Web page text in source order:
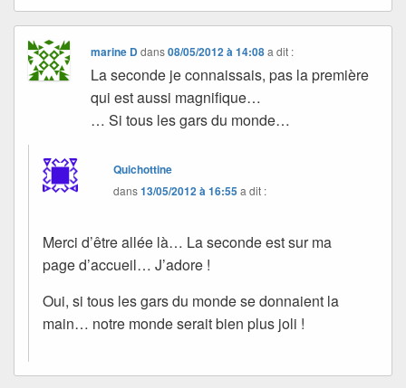
marine Ddans08/05/2012 à 14:08 a dit :
La seconde je connaissais, pas la première
qui est aussi magnifique…
… Si tous les gars du monde…
Quichottine
dans13/05/2012 à 16:55a dit :
Merci d’être allée là… La seconde est sur ma
page d’accueil… J’adore !
Oui, si tous les gars du monde se donnaient la
main… notre monde serait bien plus joli !